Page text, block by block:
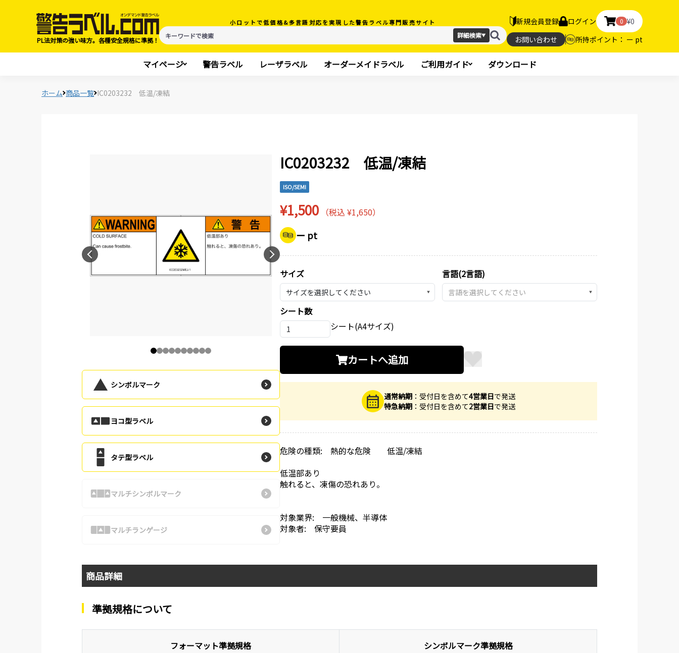
PL法対策の強い味方。各種安全規格に準拠！
小ロットで低価格&多言語対応を実現した警告ラベル専門販売サイト
詳細検索▼
新規会員登録 ログイン 0 ¥0
お問い合わせ
所持ポイント： ー pt
マイページ 警告ラベル レーザラベル オーダーメイドラベル ご利用ガイド ダウンロード
ホーム 商品一覧 IC0203232 低温/凍結
シンボルマーク
ヨコ型ラベル
タテ型ラベル
マルチシンボルマーク
マルチランゲージ
IC0203232 低温/凍結
ISO/SEMI
¥1,500 （税込 ¥1,650）
ー pt
サイズ
▼
言語(2言語)
▼
シート数
シート(A4サイズ)
カートへ追加
通常納期 ：受付日を含めて4営業日で発送
特急納期 ：受付日を含めて2営業日で発送
危険の種類: 熱的な危険 低温/凍結
低温部あり
触れると、凍傷の恐れあり。
対象業界: 一般機械、半導体
対象者: 保守要員
商品詳細
準拠規格について
フォーマット準拠規格 シンボルマーク準拠規格